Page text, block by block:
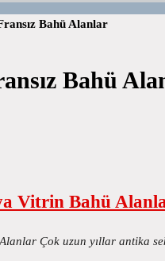
Bahü Alanlar
Bahü
Vitrin Bahü
Çok uzun yıllar antika